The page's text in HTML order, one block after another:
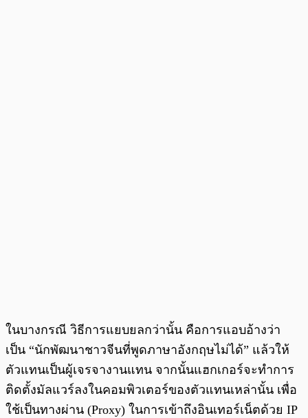
ในบางกรณี วิธีการแยบยลกว่านั้น คือการแอบอ้างว่า
เป็น “นักพัฒนาชาวจีนที่พูดภาษาอังกฤษไม่ได้” แล้วให้
ตัวแทนเป็นผู้เจรจางานแทน จากนั้นแฮกเกอร์จะทำการ
ติดตั้งมัลแวร์ลงในคอมพิวเตอร์ของตัวแทนเหล่านั้น เพื่อ
ใช้เป็นทางผ่าน (Proxy) ในการเข้าถึงอินเทอร์เน็ตด้วย IP